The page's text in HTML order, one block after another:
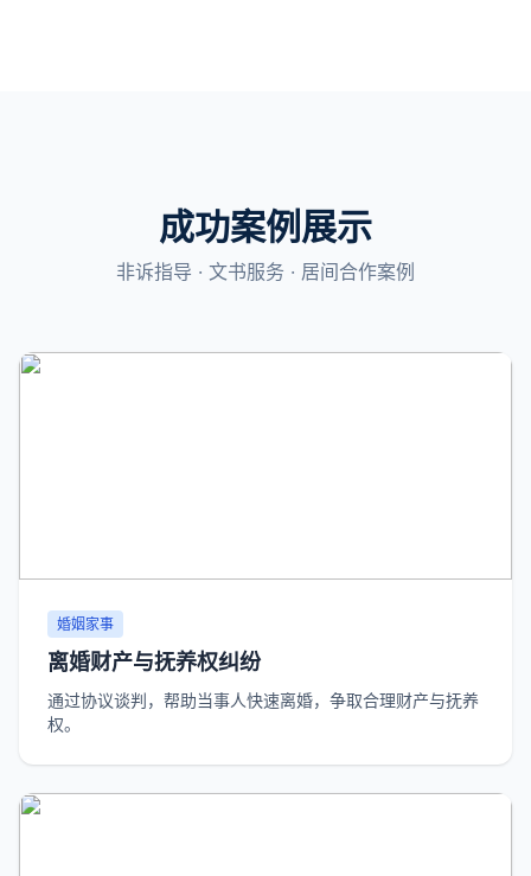
成功案例展示
非诉指导 · 文书服务 · 居间合作案例
婚姻家事
离婚财产与抚养权纠纷
通过协议谈判，帮助当事人快速离婚，争取合理财产与抚养
权。